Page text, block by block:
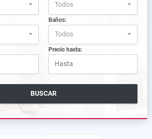
Todos
Baños:
Todos
Precio hasta:
BUSCAR